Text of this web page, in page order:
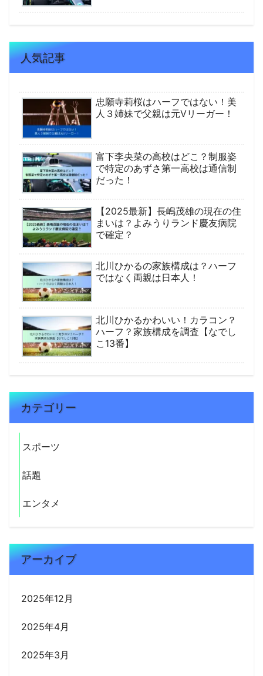
人気記事
忠願寺莉桜はハーフではない！美
人３姉妹で父親は元Vリーガー！
富下李央菜の高校はどこ？制服姿
で特定のあずさ第一高校は通信制
だった！
【2025最新】長嶋茂雄の現在の住
まいは？よみうりランド慶友病院
で確定？
北川ひかるの家族構成は？ハーフ
ではなく両親は日本人！
北川ひかるかわいい！カラコン？
ハーフ？家族構成を調査【なでし
こ13番】
カテゴリー
スポーツ
話題
エンタメ
アーカイブ
2025年12月
2025年4月
2025年3月